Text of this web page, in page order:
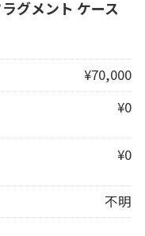
グメント ケース
¥70,000
¥0
¥0
不明